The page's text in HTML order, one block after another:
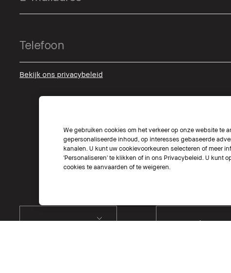
Bekijk ons privacybeleid
Kies Taal
We gebruiken cookies om het verkeer op onze website te
gepersonaliseerde inhoud, op interesses gebaseerde
kanalen. U kunt uw cookievoorkeuren selecteren of meer
'Personaliseren' te klikken of in ons Privacybeleid. U kunt
cookies te aanvaarden of te weigeren.